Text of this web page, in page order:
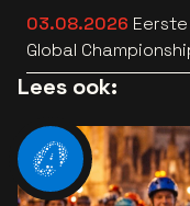
03.08.2026
Global
bekend
Lees ook: